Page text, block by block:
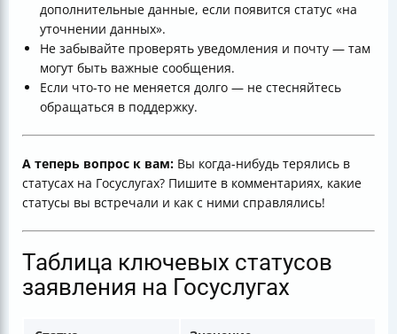
дополнительные данные, если появится статус «на
уточнении данных».
Не забывайте проверять уведомления и почту — там
могут быть важные сообщения.
Если что-то не меняется долго — не стесняйтесь
обращаться в поддержку.
А теперь вопрос к вам: Вы когда-нибудь терялись в
статусах на Госуслугах? Пишите в комментариях, какие
статусы вы встречали и как с ними справлялись!
Таблица ключевых статусов
заявления на Госуслугах